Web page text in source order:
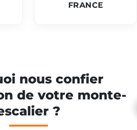
FRANCE
nous confier
de votre monte-
?